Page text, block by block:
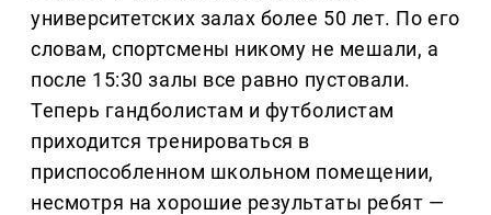
университетских залах более 50 лет. По его
словам, спортсмены никому не мешали, а
после 15:30 залы все равно пустовали.
Теперь гандболистам и футболистам
приходится тренироваться в
приспособленном школьном помещении,
несмотря на хорошие результаты ребят —